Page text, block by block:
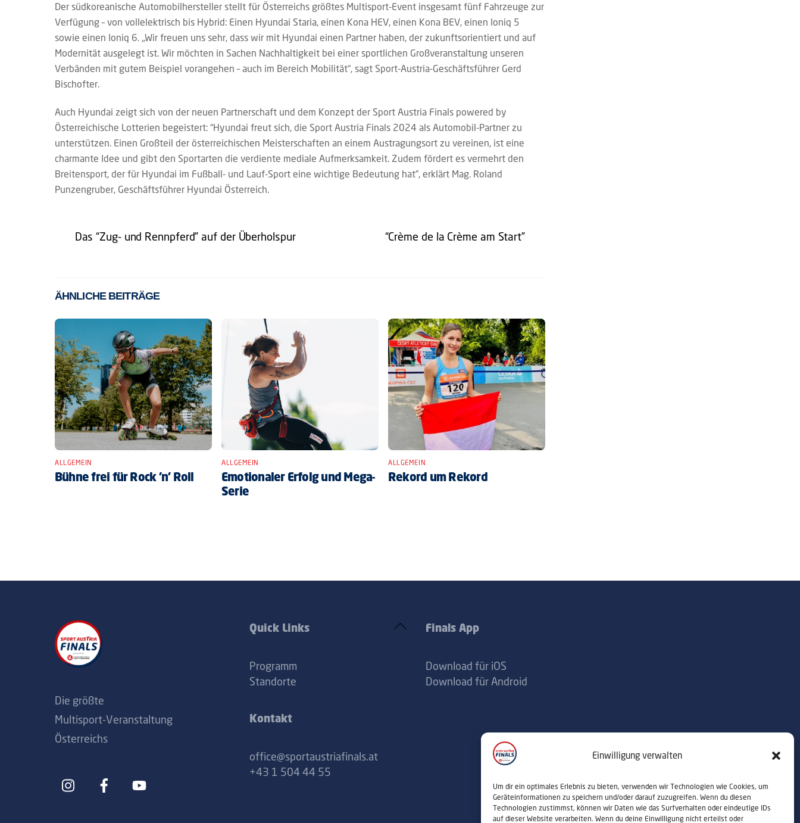
Einwilligung verwalten
Um dir ein optimales Erlebnis zu bieten, verwenden wir Technologien wie Cookies, um
Geräteinformationen zu speichern und/oder darauf zuzugreifen. Wenn du diesen
Technologien zustimmst, können wir Daten wie das Surfverhalten oder eindeutige IDs
auf dieser Website verarbeiten. Wenn du deine Einwilligung nicht erteilst oder
Der südkoreanische Automobilhersteller stellt für Österreichs größtes Multisport-Event insgesamt fünf Fahrzeuge zur
Verfügung – von vollelektrisch bis Hybrid: Einen Hyundai Staria, einen Kona HEV, einen Kona BEV, einen Ioniq 5
sowie einen Ioniq 6. „Wir freuen uns sehr, dass wir mit Hyundai einen Partner haben, der zukunftsorientiert und auf
Modernität ausgelegt ist. Wir möchten in Sachen Nachhaltigkeit bei einer sportlichen Großveranstaltung unseren
Verbänden mit gutem Beispiel vorangehen – auch im Bereich Mobilität“, sagt Sport-Austria-Geschäftsführer Gerd
Bischofter.
Auch Hyundai zeigt sich von der neuen Partnerschaft und dem Konzept der Sport Austria Finals powered by
Österreichische Lotterien begeistert: “Hyundai freut sich, die Sport Austria Finals 2024 als Automobil-Partner zu
unterstützen. Einen Großteil der österreichischen Meisterschaften an einem Austragungsort zu vereinen, ist eine
charmante Idee und gibt den Sportarten die verdiente mediale Aufmerksamkeit. Zudem fördert es vermehrt den
Breitensport, der für Hyundai im Fußball- und Lauf-Sport eine wichtige Bedeutung hat”, erklärt Mag. Roland
Punzengruber, Geschäftsführer Hyundai Österreich.
Das “Zug- und Rennpferd” auf der Überholspur “Crème de la Crème am Start”
ÄHNLICHE BEITRÄGE
ALLGEMEIN
Bühne frei für Rock ’n’ Roll
ALLGEMEIN
Emotionaler Erfolg und Mega-
Serie
ALLGEMEIN
Rekord um Rekord
Back
Die größte
Multisport-Veranstaltung
Österreichs
Icon
Icon
Quick Links
Programm
Standorte
Finals App
Download für iOS
Download für Android
Kontakt
office@sportaustriafinals.at
+43 1 504 44 55